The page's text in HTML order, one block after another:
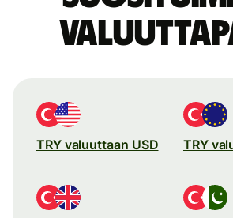
TRY valuuttaan USD TRY